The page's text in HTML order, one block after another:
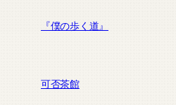
『僕の歩く道』
可否茶館